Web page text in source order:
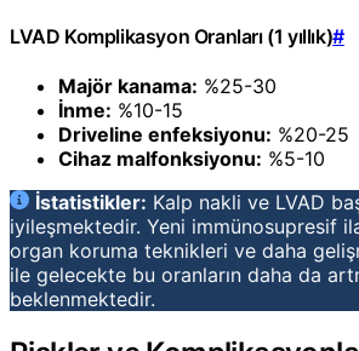
LVAD Komplikasyon Oranları (1 yıllık)#
Majör kanama: %25-30
İnme: %10-15
Driveline enfeksiyonu: %20-25
Cihaz malfonksiyonu: %5-10
İstatistikler: Kalp nakli ve LVAD
iyileşmektedir. Yeni immünosupresif
organ koruma teknikleri ve daha
ile gelecekte bu oranların daha da
beklenmektedir.